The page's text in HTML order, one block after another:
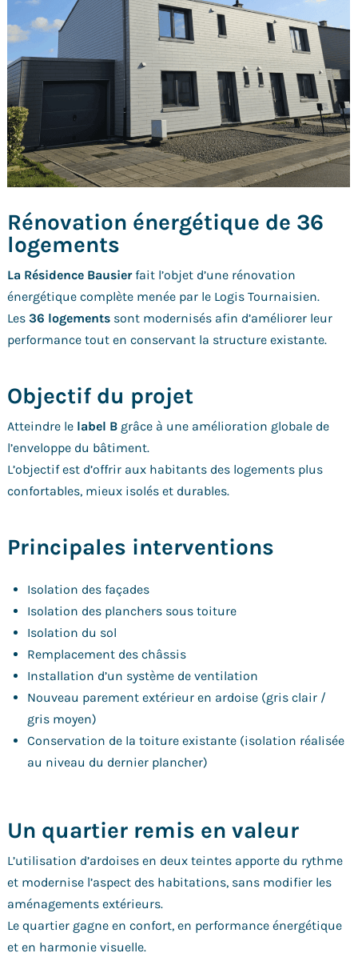
Rénovation énergétique de 36
logements
La Résidence Bausierfait l’objet d’une rénovation
énergétique complète menée par le Logis Tournaisien.
Les 36 logements sont modernisés afin d’améliorer leur
performance tout en conservant la structure existante.
Objectif du projet
Atteindre le label B grâce à une amélioration globale de
l’enveloppe du bâtiment.
L’objectif est d’offrir aux habitants des logements plus
confortables, mieux isolés et durables.
Principales interventions
Isolation des façades
Isolation des planchers sous toiture
Isolation du sol
Remplacement des châssis
Installation d’un système de ventilation
Nouveau parement extérieur en ardoise (gris clair /
gris moyen)
Conservation de la toiture existante (isolation réalisée
au niveau du dernier plancher)
Un quartier remis en valeur
L’utilisation d’ardoises en deux teintes apporte du rythme
et modernise l’aspect des habitations, sans modifier les
aménagements extérieurs.
Le quartier gagne en confort, en performance énergétique
et en harmonie visuelle.